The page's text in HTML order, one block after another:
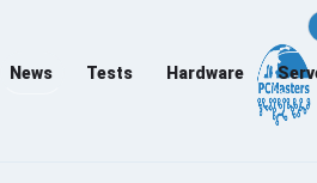
News Tests Hardware